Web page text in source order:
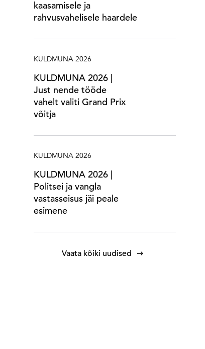
kaasamisele ja
rahvusvahelisele haardele
KULDMUNA 2026
KULDMUNA 2026 |
Just nende tööde
vahelt valiti Grand Prix
võitja
KULDMUNA 2026
KULDMUNA 2026 |
Politsei ja vangla
vastasseisus jäi peale
esimene
Vaata kõiki uudised